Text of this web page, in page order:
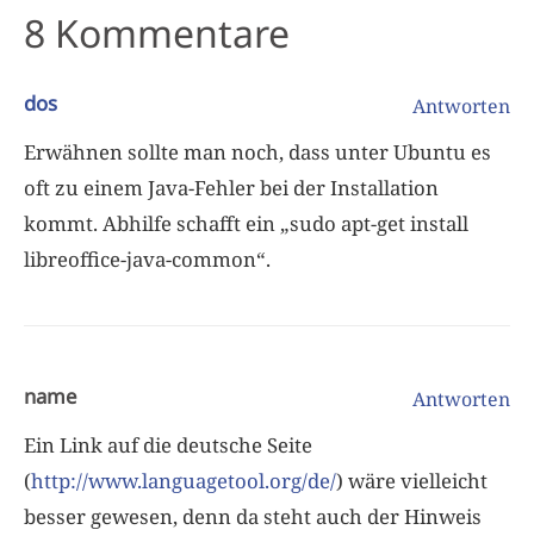
8 Kommentare
dos Antworten
Erwähnen sollte man noch, dass unter Ubuntu es
oft zu einem Java-Fehler bei der Installation
kommt. Abhilfe schafft ein „sudo apt-get install
libreoffice-java-common“.
name Antworten
Ein Link auf die deutsche Seite
(http://www.languagetool.org/de/) wäre vielleicht
besser gewesen, denn da steht auch der Hinweis